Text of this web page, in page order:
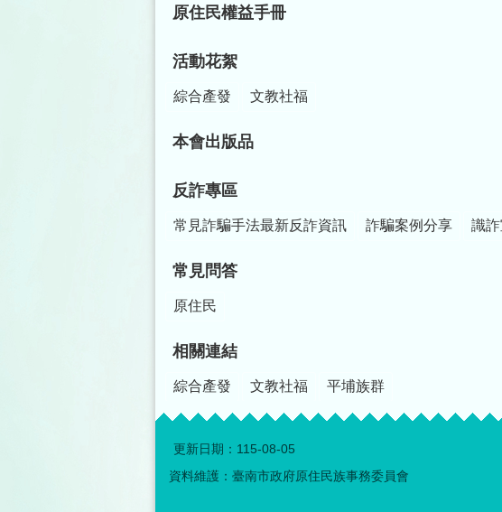
原住民權益手冊
活動花絮
綜合產發 文教社福
本會出版品
反詐專區
常見詐騙手法最新反詐資訊 詐騙案例分享 識
常見問答
原住民
相關連結
綜合產發 文教社福 平埔族群
更新日期： 115-08-05
資料維護：臺南市政府原住民族事務委員會